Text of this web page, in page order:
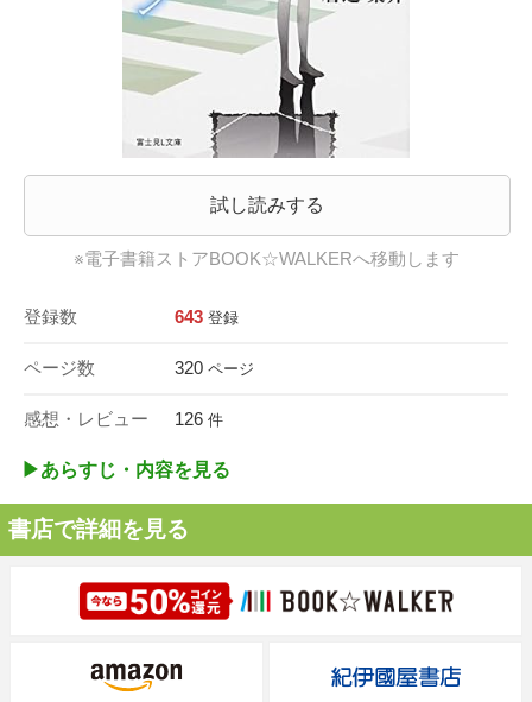
試し読みする
※電子書籍ストアBOOK☆WALKERへ移動します
登録数 643 登録
ページ数 320 ページ
感想・レビュー 126 件
▶︎あらすじ・内容を見る
書店で詳細を見る